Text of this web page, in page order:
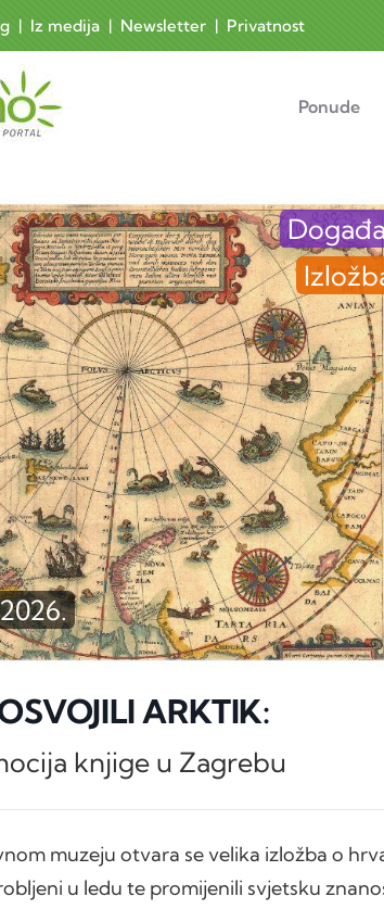
| Iz medija | Newsletter | Privatnost
Ponude
ARKTIK:
knjige u Zagrebu
muzeju otvara se velika izložba o
u ledu te promijenili svjetsku